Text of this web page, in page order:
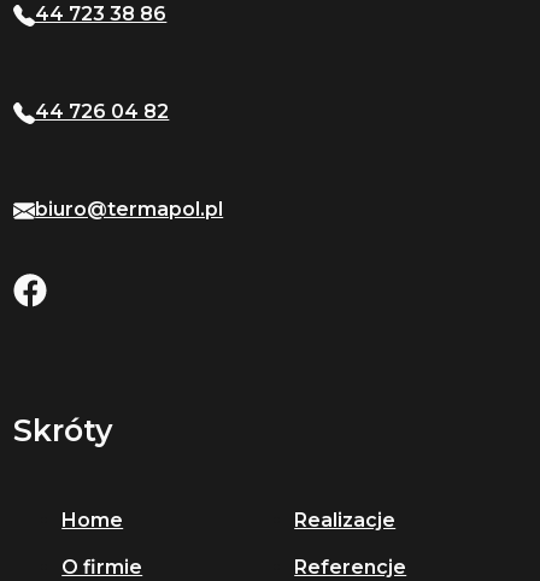
44 723 38 86
44 726 04 82
biuro@termapol.pl
Skróty
Home
O firmie
Realizacje
Referencje